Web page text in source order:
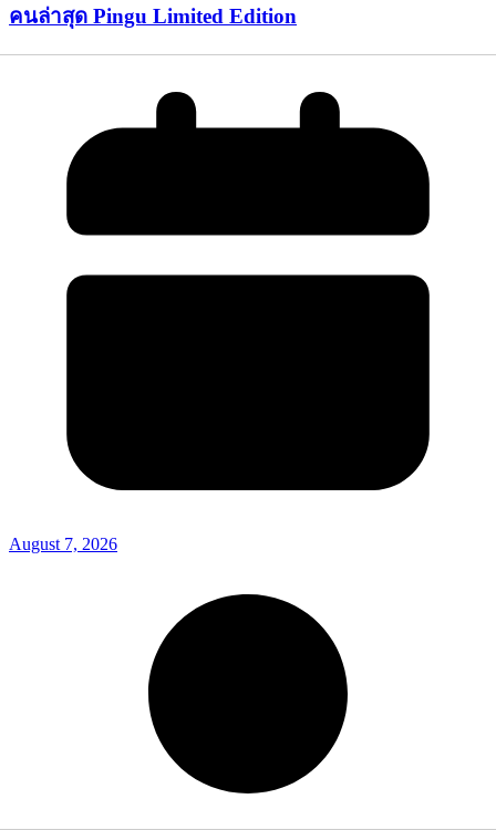
คนล่าสุด Pingu Limited Edition
August 7, 2026